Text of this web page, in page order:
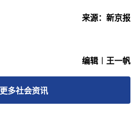
来源：新京报
编辑︱王一帆
更多社会资讯